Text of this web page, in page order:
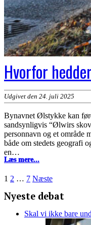
Hvorfor
Udgivet den 24. juli 2025
Bynavnet Ølstykke kan
sandsynligvis “Ølwirs
personnavn og et område
både om stedets geografi
en…
Læs mere...
det
Ølstykke?
Indlægsinddeling
1 2 … 7 Næste
Nyeste debat
Skal vi ikke bare